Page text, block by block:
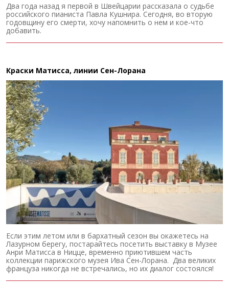
Два года назад я первой в Швейцарии рассказала о судьбе
российского пианиста Павла Кушнира. Сегодня, во вторую
годовщину его смерти, хочу напомнить о нем и кое-что
добавить.
Краски Матисса, линии Сен-Лорана
Если этим летом или в бархатный сезон вы окажетесь на
Лазурном берегу, постарайтесь посетить выставку в Музее
Анри Матисса в Ницце, временно приютившем часть
коллекции парижского музея Ива Сен-Лорана. Два великих
француза никогда не встречались, но их диалог состоялся!